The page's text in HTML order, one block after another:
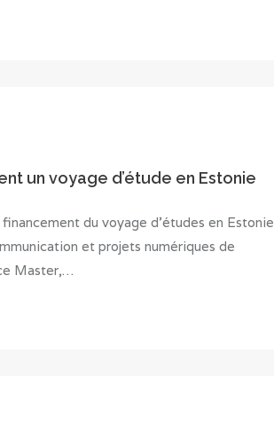
un voyage d’étude en Estonie
du voyage d’études en Estonie
et projets numériques de
Master,…